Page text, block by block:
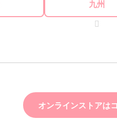
九州
オンラインストアは